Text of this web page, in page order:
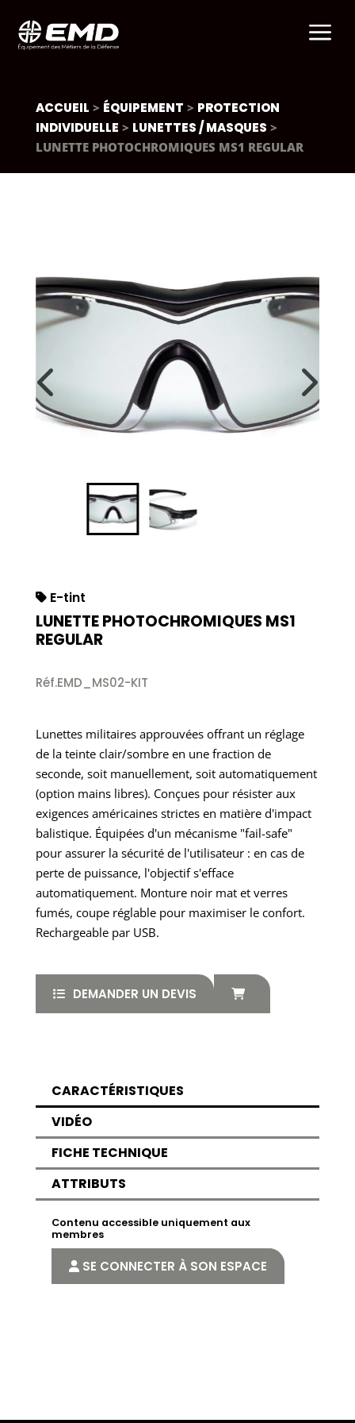
a
ACCUEIL > ÉQUIPEMENT > PROTECTION
INDIVIDUELLE > LUNETTES / MASQUES >
LUNETTE PHOTOCHROMIQUES MS1 REGULAR
E-tint
LUNETTE PHOTOCHROMIQUES MS1
REGULAR
Réf.EMD_MS02-KIT
Lunettes militaires approuvées offrant un réglage
de la teinte clair/sombre en une fraction de
seconde, soit manuellement, soit automatiquement
(option mains libres). Conçues pour résister aux
exigences américaines strictes en matière d'impact
balistique. Équipées d'un mécanisme "fail-safe"
pour assurer la sécurité de l'utilisateur : en cas de
perte de puissance, l'objectif s'efface
automatiquement. Monture noir mat et verres
fumés, coupe réglable pour maximiser le confort.
Rechargeable par USB.
DEMANDER UN DEVIS
CARACTÉRISTIQUES
VIDÉO
FICHE TECHNIQUE
ATTRIBUTS
Contenu accessible uniquement aux
membres
SE CONNECTER À SON ESPACE